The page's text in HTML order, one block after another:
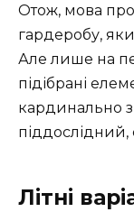
Отож, мова
гардеробу,
Але лише на
підібрані
кардинально
піддослідний,
Літні